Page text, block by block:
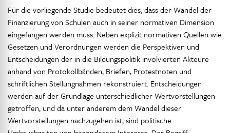
Für die vorliegende Studie bedeutet dies, dass der Wandel der
Finanzierung von Schulen auch in seiner normativen Dimension
eingefangen werden muss. Neben explizit normativen Quellen wie
Gesetzen und Verordnungen werden die Perspektiven und
Entscheidungen der in die Bildungspolitik involvierten Akteure
anhand von Protokollbänden, Briefen, Protestnoten und
schriftlichen Stellungnahmen rekonstruiert. Entscheidungen
werden auf der Grundlage unterschiedlicher Wertvorstellungen
getroffen, und da unter anderem dem Wandel dieser
Wertvorstellungen nachzugehen ist, sind politische